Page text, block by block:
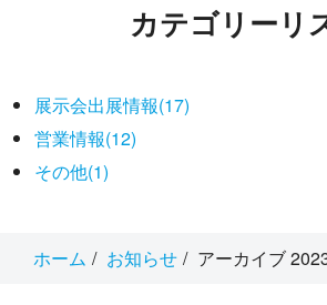
カテゴリーリ
展示会出展情報(17)
営業情報(12)
その他(1)
ホーム お知らせ アーカイブ